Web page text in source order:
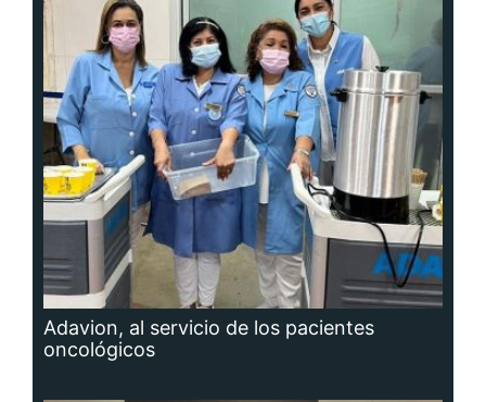
Adavion, al servicio de los pacientes
oncológicos